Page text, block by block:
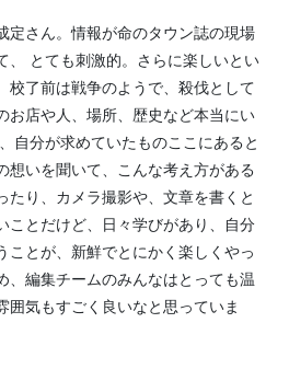
定さん。情報が命のタウン誌の現場
、 とても刺激的。さらに楽しいとい
校了前は戦争のようで、殺伐として
お店や人、場所、歴史など本当にい
自分が求めていたものここにあると
想いを聞いて、こんな考え方がある
たり、カメラ撮影や、文章を書くと
ことだけど、日々学びがあり、自分
ことが、新鮮でとにかく楽しくやっ
、編集チームのみんなはとっても温
囲気もすごく良いなと思っていま